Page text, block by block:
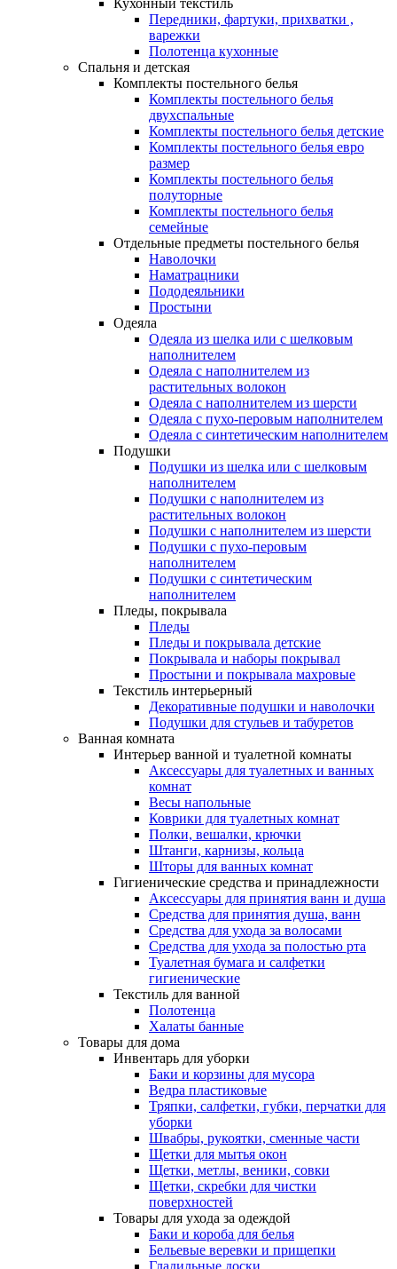
Кухонный текстиль
Передники, фартуки, прихватки ,
варежки
Полотенца кухонные
Спальня и детская
Комплекты постельного белья
Комплекты постельного белья
двухспальные
Комплекты постельного белья детские
Комплекты постельного белья евро
размер
Комплекты постельного белья
полуторные
Комплекты постельного белья
семейные
Отдельные предметы постельного белья
Наволочки
Наматрацники
Пододеяльники
Простыни
Одеяла
Одеяла из шелка или с шелковым
наполнителем
Одеяла с наполнителем из
растительных волокон
Одеяла с наполнителем из шерсти
Одеяла с пухо-перовым наполнителем
Одеяла с синтетическим наполнителем
Подушки
Подушки из шелка или с шелковым
наполнителем
Подушки с наполнителем из
растительных волокон
Подушки с наполнителем из шерсти
Подушки с пухо-перовым
наполнителем
Подушки с синтетическим
наполнителем
Пледы, покрывала
Пледы
Пледы и покрывала детские
Покрывала и наборы покрывал
Простыни и покрывала махровые
Текстиль интерьерный
Декоративные подушки и наволочки
Подушки для стульев и табуретов
Ванная комната
Интерьер ванной и туалетной комнаты
Аксессуары для туалетных и ванных
комнат
Весы напольные
Коврики для туалетных комнат
Полки, вешалки, крючки
Штанги, карнизы, кольца
Шторы для ванных комнат
Гигиенические средства и принадлежности
Аксессуары для принятия ванн и душа
Средства для принятия душа, ванн
Средства для ухода за волосами
Средства для ухода за полостью рта
Туалетная бумага и салфетки
гигиенические
Текстиль для ванной
Полотенца
Халаты банные
Товары для дома
Инвентарь для уборки
Баки и корзины для мусора
Ведра пластиковые
Тряпки, салфетки, губки, перчатки для
уборки
Швабры, рукоятки, сменные части
Щетки для мытья окон
Щетки, метлы, веники, совки
Щетки, скребки для чистки
поверхностей
Товары для ухода за одеждой
Баки и короба для белья
Бельевые веревки и прищепки
Гладильные доски